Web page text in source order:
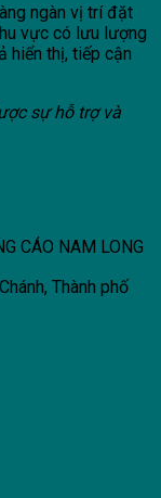
ngàn vị trí đặt
vực có lưu lượng
hiển thị, tiếp cận
sự hỗ trợ và
CÁO NAM LONG
Thành phố